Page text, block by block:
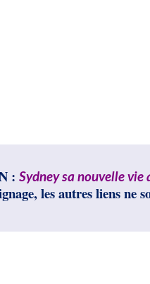
: Sydney sa nouvelle vie
les autres liens ne